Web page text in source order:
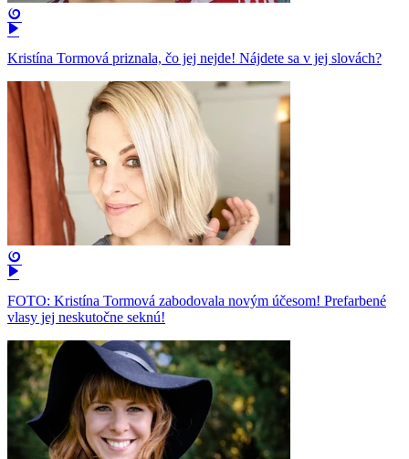
Kristína Tormová priznala, čo jej nejde! Nájdete sa v jej slovách?
FOTO: Kristína Tormová zabodovala novým účesom! Prefarbené
vlasy jej neskutočne seknú!